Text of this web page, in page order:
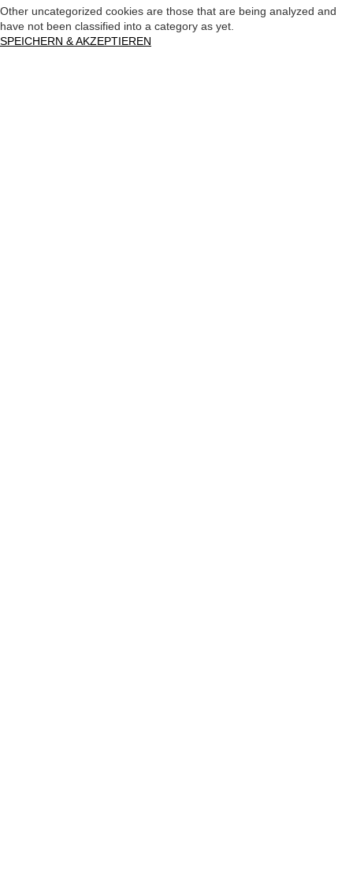
Other uncategorized cookies are those that are being analyzed and
have not been classified into a category as yet.
SPEICHERN & AKZEPTIEREN